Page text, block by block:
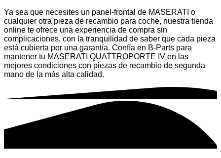
Ya sea que necesites un panel-frontal de MASERATI o
cualquier otra pieza de recambio para coche, nuestra tienda
online te ofrece una experiencia de compra sin
complicaciones, con la tranquilidad de saber que cada pieza
está cubierta por una garantía. Confía en B-Parts para
mantener tu MASERATI QUATTROPORTE IV en las
mejores condiciones con piezas de recambio de segunda
mano de la más alta calidad.